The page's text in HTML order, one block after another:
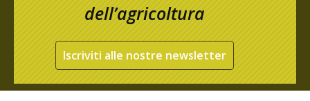
dell’agricoltura
Iscriviti alle nostre newsletter